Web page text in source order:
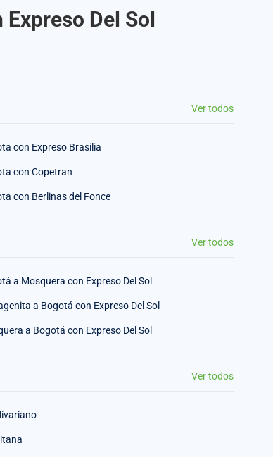
Del Sol
Ver todos
con Expreso Brasilia
con Copetran
con Berlinas del Fonce
Ver todos
a Mosquera con Expreso Del Sol
a Bogotá con Expreso Del Sol
a Bogotá con Expreso Del Sol
Ver todos